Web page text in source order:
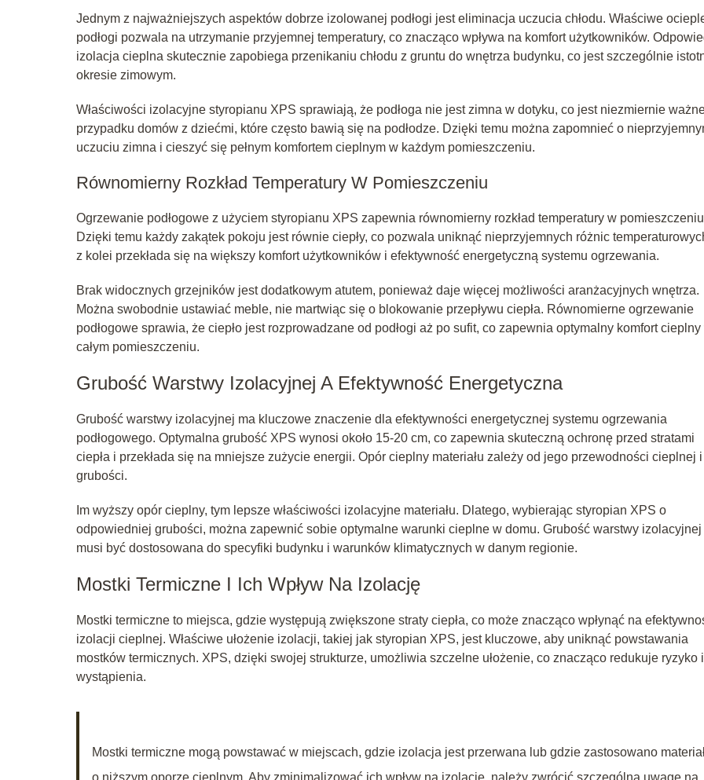
Jednym z najważniejszych aspektów dobrze izolowanej podłogi jest eliminacja uczucia chłodu. Właściwe
podłogi pozwala na utrzymanie przyjemnej temperatury, co znacząco wpływa na komfort użytkowników.
izolacja cieplna skutecznie zapobiega przenikaniu chłodu z gruntu do wnętrza budynku, co jest szczególnie
okresie zimowym.
Właściwości izolacyjne styropianu XPS sprawiają, że podłoga nie jest zimna w dotyku, co jest niezmiernie
przypadku domów z dziećmi, które często bawią się na podłodze. Dzięki temu można zapomnieć o
uczuciu zimna i cieszyć się pełnym komfortem cieplnym w każdym pomieszczeniu.
Równomierny Rozkład Temperatury W Pomieszczeniu
Ogrzewanie podłogowe z użyciem styropianu XPS zapewnia równomierny rozkład temperatury w
Dzięki temu każdy zakątek pokoju jest równie ciepły, co pozwala uniknąć nieprzyjemnych różnic
z kolei przekłada się na większy komfort użytkowników i efektywność energetyczną systemu ogrzewania.
Brak widocznych grzejników jest dodatkowym atutem, ponieważ daje więcej możliwości aranżacyjnych wnętrza.
Można swobodnie ustawiać meble, nie martwiąc się o blokowanie przepływu ciepła. Równomierne ogrzewanie
podłogowe sprawia, że ciepło jest rozprowadzane od podłogi aż po sufit, co zapewnia optymalny komfort cieplny
całym pomieszczeniu.
Grubość Warstwy Izolacyjnej A Efektywność Energetyczna
Grubość warstwy izolacyjnej ma kluczowe znaczenie dla efektywności energetycznej systemu ogrzewania
podłogowego. Optymalna grubość XPS wynosi około 15-20 cm, co zapewnia skuteczną ochronę przed stratami
ciepła i przekłada się na mniejsze zużycie energii. Opór cieplny materiału zależy od jego przewodności cieplnej i
grubości.
Im wyższy opór cieplny, tym lepsze właściwości izolacyjne materiału. Dlatego, wybierając styropian XPS o
odpowiedniej grubości, można zapewnić sobie optymalne warunki cieplne w domu. Grubość warstwy izolacyjnej
musi być dostosowana do specyfiki budynku i warunków klimatycznych w danym regionie.
Mostki Termiczne I Ich Wpływ Na Izolację
Mostki termiczne to miejsca, gdzie występują zwiększone straty ciepła, co może znacząco wpłynąć na
izolacji cieplnej. Właściwe ułożenie izolacji, takiej jak styropian XPS, jest kluczowe, aby uniknąć powstawania
mostków termicznych. XPS, dzięki swojej strukturze, umożliwia szczelne ułożenie, co znacząco redukuje ryzyko
wystąpienia.
Mostki termiczne mogą powstawać w miejscach, gdzie izolacja jest przerwana lub gdzie zastosowano
o niższym oporze cieplnym. Aby zminimalizować ich wpływ na izolację, należy zwrócić szczególną uwagę na